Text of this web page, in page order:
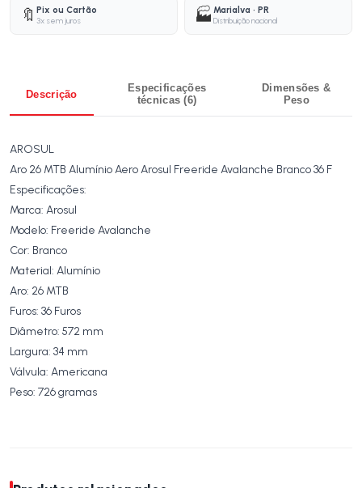
🔖 Pix ou Cartão
3x sem juros
🏭 Marialva · PR
Distribuição nacional
Descrição
Especificações
técnicas (6)
Dimensões &
Peso
AROSUL
Aro 26 MTB Alumínio Aero Arosul Freeride Avalanche Branco 36 F
Especificações:
Marca: Arosul
Modelo: Freeride Avalanche
Cor: Branco
Material: Alumínio
Aro: 26 MTB
Furos: 36 Furos
Diâmetro: 572 mm
Largura: 34 mm
Válvula: Americana
Peso: 726 gramas